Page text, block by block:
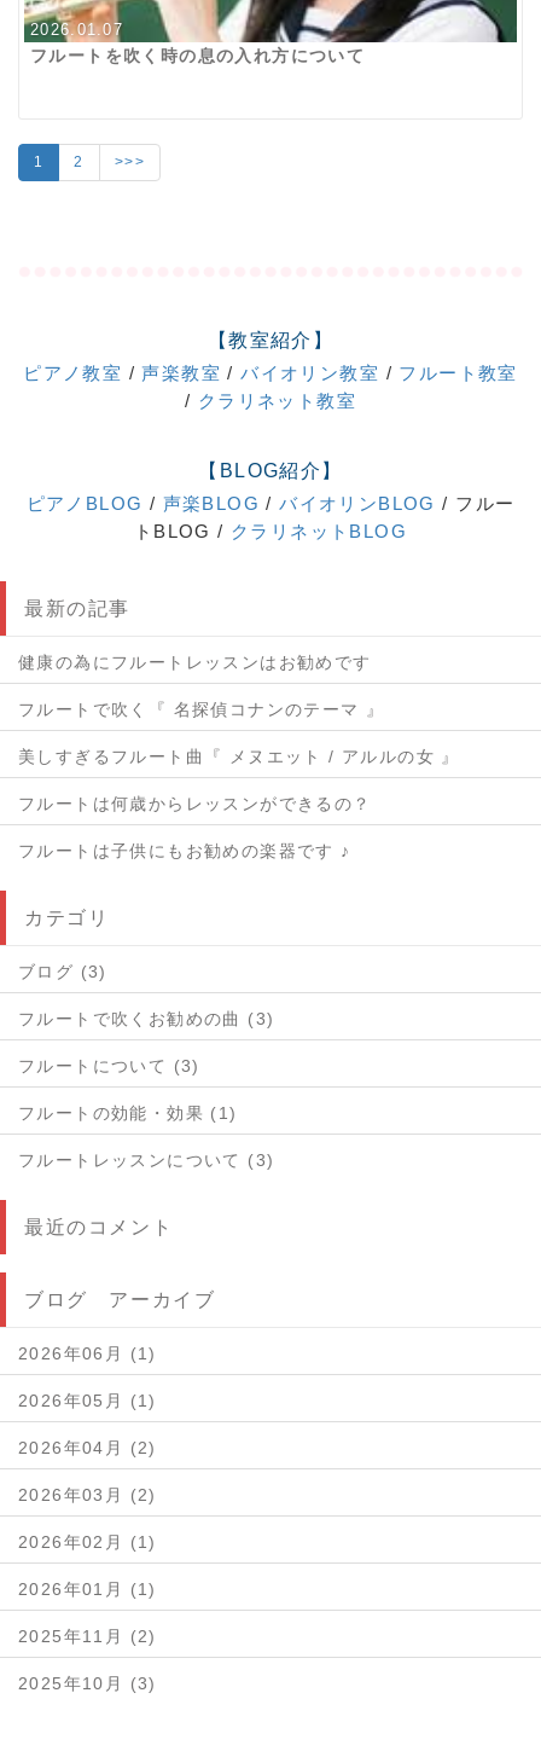
2026.01.07
フルートを吹く時の息の入れ方について
1 2 >>>
【教室紹介】
ピアノ教室 /声楽教室 /バイオリン教室 / フルート教室
/ クラリネット教室
【BLOG紹介】
ピアノBLOG / 声楽BLOG /バイオリンBLOG / フルー
トBLOG / クラリネットBLOG
最新の記事
健康の為にフルートレッスンはお勧めです
フルートで吹く『 名探偵コナンのテーマ 』
美しすぎるフルート曲『 メヌエット / アルルの女 』
フルートは何歳からレッスンができるの？
フルートは子供にもお勧めの楽器です ♪
カテゴリ
ブログ (3)
フルートで吹くお勧めの曲 (3)
フルートについて (3)
フルートの効能・効果 (1)
フルートレッスンについて (3)
最近のコメント
ブログ アーカイブ
2026年06月 (1)
2026年05月 (1)
2026年04月 (2)
2026年03月 (2)
2026年02月 (1)
2026年01月 (1)
2025年11月 (2)
2025年10月 (3)